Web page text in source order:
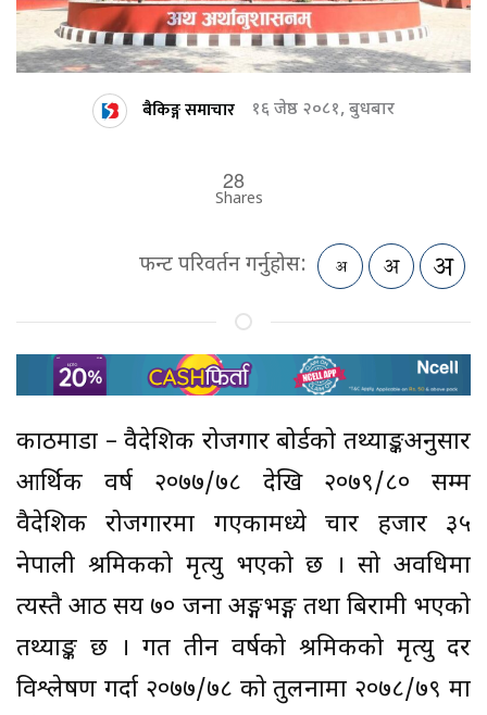
बैकिङ्ग समाचार १६ जेष्ठ २०८१, बुधबार
28
Shares
फन्ट परिवर्तन गर्नुहोस:
काठमाडौं – वैदेशिक रोजगार बोर्डको तथ्याङ्कअनुसार
आर्थिक वर्ष २०७७/७८ देखि २०७९/८० सम्म
वैदेशिक रोजगारमा गएकामध्ये चार हजार ३५
नेपाली श्रमिकको मृत्यु भएको छ । सो अवधिमा
त्यस्तै आठ सय ७० जना अङ्गभङ्ग तथा बिरामी भएको
तथ्याङ्क छ । गत तीन वर्षको श्रमिकको मृत्यु दर
विश्लेषण गर्दा २०७७/७८ को तुलनामा २०७८/७९ मा